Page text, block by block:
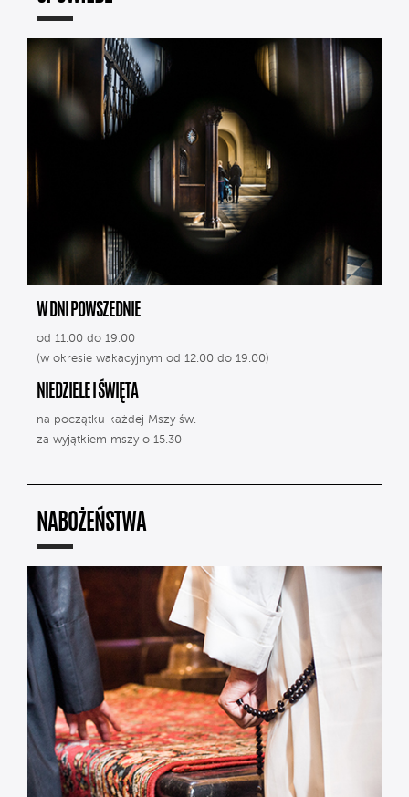
W DNI POWSZEDNIE
od 11.00 do 19.00
(w okresie wakacyjnym od 12.00 do 19.00)
NIEDZIELE I ŚWIĘTA
na początku każdej Mszy św.
za wyjątkiem mszy o 15.30
NABOŻEŃSTWA